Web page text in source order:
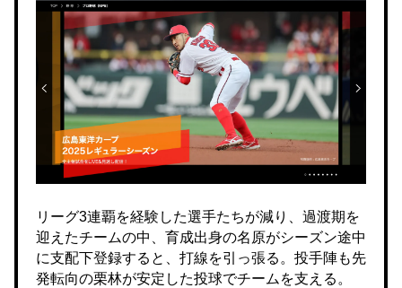
リーグ3連覇を経験した選手たちが減り、過渡期を
迎えたチームの中、育成出身の名原がシーズン途中
に支配下登録すると、打線を引っ張る。投手陣も先
発転向の栗林が安定した投球でチームを支える。